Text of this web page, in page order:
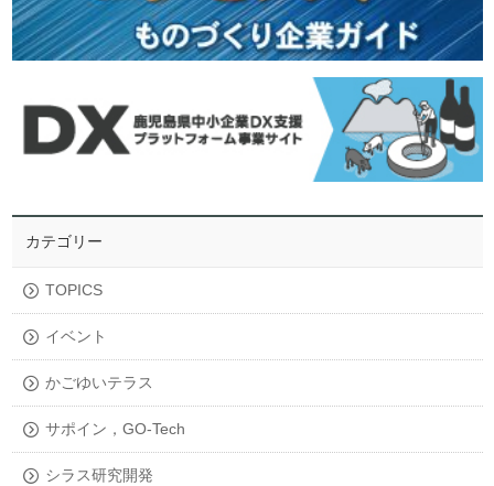
カテゴリー
TOPICS
イベント
かごゆいテラス
サポイン，GO-Tech
シラス研究開発